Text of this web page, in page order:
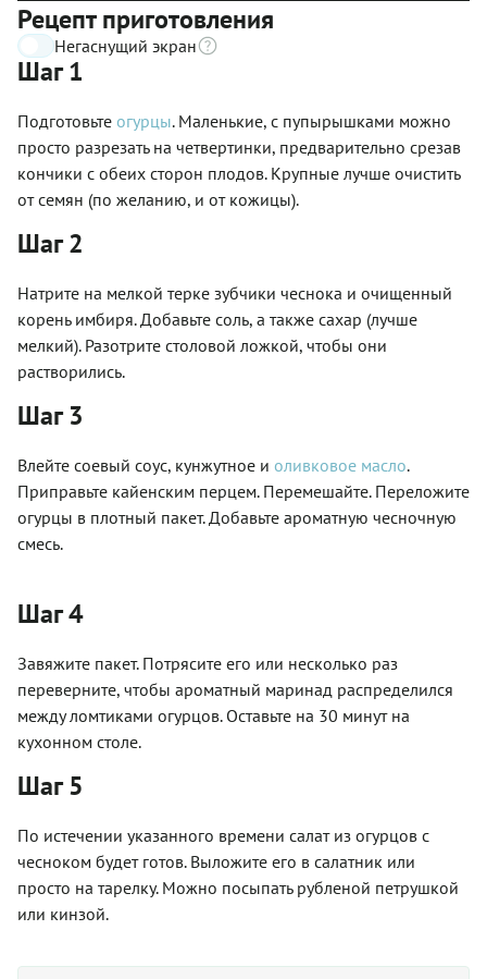
Рецепт приготовления
Негаснущий экран
Шаг 1
Подготовьте огурцы. Маленькие, с пупырышками можно
просто разрезать на четвертинки, предварительно срезав
кончики с обеих сторон плодов. Крупные лучше очистить
от семян (по желанию, и от кожицы).
Шаг 2
Натрите на мелкой терке зубчики чеснока и очищенный
корень имбиря. Добавьте соль, а также сахар (лучше
мелкий). Разотрите столовой ложкой, чтобы они
растворились.
Шаг 3
Влейте соевый соус, кунжутное и оливковое масло.
Приправьте кайенским перцем. Перемешайте. Переложите
огурцы в плотный пакет. Добавьте ароматную чесночную
смесь.
Шаг 4
Завяжите пакет. Потрясите его или несколько раз
переверните, чтобы ароматный маринад распределился
между ломтиками огурцов. Оставьте на 30 минут на
кухонном столе.
Шаг 5
По истечении указанного времени салат из огурцов с
чесноком будет готов. Выложите его в салатник или
просто на тарелку. Можно посыпать рубленой петрушкой
или кинзой.